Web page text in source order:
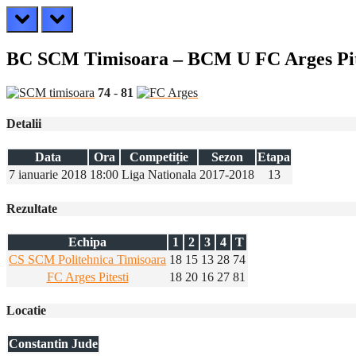
prev next
BC SCM Timisoara – BCM U FC Arges
74 - 81
Detalii
Data Ora Competiție Sezon
Etapa
7 ianuarie 2018 18:00 Liga Nationala 2017-2018 13
Rezultate
Echipa 1 2 3 4
T
CS SCM Politehnica Timisoara 18 15 13 28 74
FC Arges Pitesti
18 20 16 27 81
Locatie
Constantin Jude